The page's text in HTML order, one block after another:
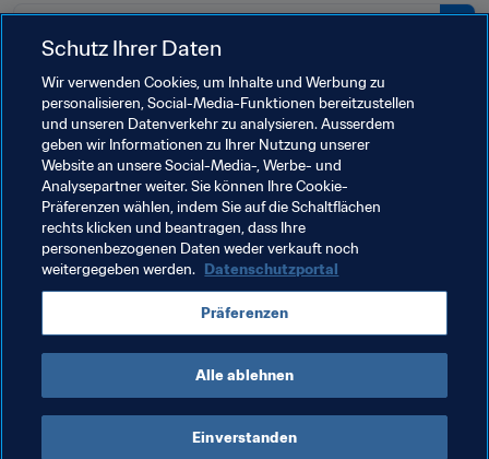
Verwandte Themen
Organisation von Turnieren Mitgliedsverbände
Organisation
Schutz Ihrer Daten
Wir verwenden Cookies, um Inhalte und Werbung zu
personalisieren, Social-Media-Funktionen bereitzustellen
und unseren Datenverkehr zu analysieren. Ausserdem
geben wir Informationen zu Ihrer Nutzung unserer
Website an unsere Social-Media-, Werbe- und
Analysepartner weiter. Sie können Ihre Cookie-
Präferenzen wählen, indem Sie auf die Schaltflächen
rechts klicken und beantragen, dass Ihre
personenbezogenen Daten weder verkauft noch
weitergegeben werden. Datenschutzportal
Präferenzen
Alle ablehnen
Einverstanden